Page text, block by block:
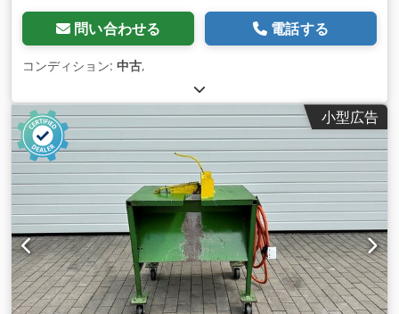
問い合わせる 電話する
コンディション: 中古,
小型広告